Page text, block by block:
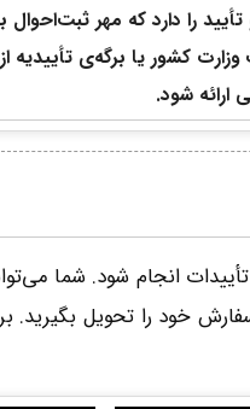
را دارد که مهر
کشور یا برگه‌ی تأییدیه
ارائه شود.
انجام شود. شما
خود را تحویل بگیرید.